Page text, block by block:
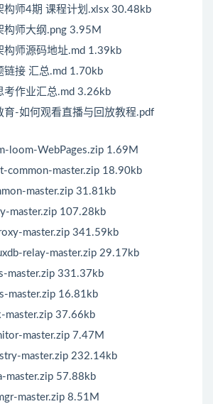
构师4期 课程计划.xlsx 30.48kb
构师大纲.png 3.95M
构师源码地址.md 1.39kb
链接 汇总.md 1.70kb
考作业汇总.md 3.26kb
育-如何观看直播与回放教程.pdf
loom-WebPages.zip 1.69M
common-master.zip 18.90kb
master.zip 31.81kb
master.zip 107.28kb
master.zip 341.59kb
relay-master.zip 29.17kb
master.zip 331.37kb
master.zip 16.81kb
master.zip 37.66kb
master.zip 7.47M
master.zip 232.14kb
master.zip 57.88kb
master.zip 8.51M